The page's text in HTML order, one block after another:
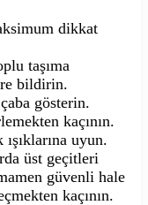
dikkat
taşıma
bildirin.
gösterin.
kaçının.
uyun.
üst geçitleri
güvenli hale
kaçının.